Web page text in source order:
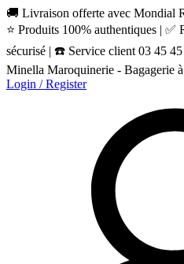
🚚 Livraison offerte avec Mondial
⭐ Produits 100% authentiques | ✅
sécurisé | ☎️ Service client 03 45
Minella Maroquinerie - Bagagerie
Login / Register